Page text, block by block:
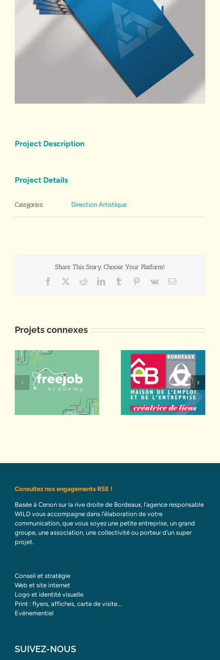
Project Description
Project Details
Categories: Direction Artistique
Share This Story, Choose Your Platform!
Facebook RedditLinkedInTumblr Pinterest
Vk Email
Projets connexes
Freejob
Academy
Maison de
l’Emploi et de
l’Entreprise de
Bordeaux
Consultez nos engagements RSE !
Basée à Cenon sur la rive droite de Bordeaux, l’agence responsable
WILD vous accompagne dans l’élaboration de votre
communication, que vous soyez une petite entreprise, un grand
groupe, une association, une collectivité ou porteur d’un super
projet.
Conseil et stratégie
Web et site internet
Logo et identité visuelle
Print : flyers, affiches, carte de visite...
Evènementiel
SUIVEZ-NOUS